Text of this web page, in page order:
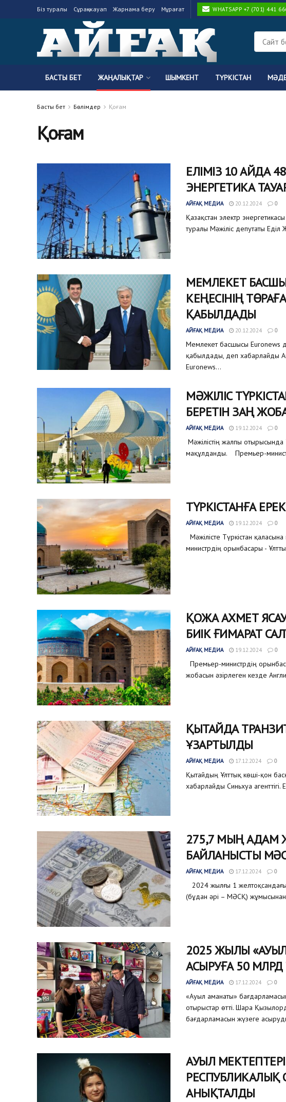
Біз туралы Сұрақ-жауап Жарнама беру Мұрағат WHATSAPP +7 (701) 441
БАСТЫ БЕТ ЖАҢАЛЫҚТАР ШЫМКЕНТ ТҮРКІСТАН
Басты бет Бөлімдер Қоғам
Қоғам
ЕЛІМІЗ 10 АЙДА
ЭНЕРГЕТИКА
АЙҒАҚ МЕДИА 20.12.2024 0
Қазақстан электр
туралы Мәжіліс депутаты Еділ
МЕМЛЕКЕТ
КЕҢЕСІНІҢ
ҚАБЫЛДАДЫ
АЙҒАҚ МЕДИА 20.12.2024 0
Мемлекет басшысы Euronews
қабылдады, деп хабарлайды
Euronews...
МӘЖІЛІС
БЕРЕТІН ЗАҢ
АЙҒАҚ МЕДИА 19.12.2024 0
Мәжілістің жалпы
мақұлданды. Премьер-
ТҮРКІСТАНҒА
АЙҒАҚ МЕДИА 19.12.2024 0
Мәжілісте Түркістан
министрдің орынбасары -
ҚОЖА АХМЕТ
БИІК ҒИМАРАТ
АЙҒАҚ МЕДИА 19.12.2024 0
Премьер-министрдің
жобасын әзірлеген кезде
ҚЫТАЙДА
ҰЗАРТЫЛДЫ
АЙҒАҚ МЕДИА 17.12.2024 0
Қытайдың Ұлттық көші-қон
хабарлайды Синьхуа агенттігі.
275,7 МЫҢ
БАЙЛАНЫСТЫ
АЙҒАҚ МЕДИА 17.12.2024 0
2024 жылғы 1
(бұдан әрі – МӘСҚ) жұмысынан
2025 ЖЫЛЫ
АСЫРУҒА 50 МЛРД
АЙҒАҚ МЕДИА 17.12.2024 0
«Ауыл аманаты»
отырыстар өтті. Шара
бағдарламасын жүзеге
АУЫЛ
АНЫҚТАЛДЫ